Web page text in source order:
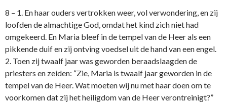
8 – 1. En haar ouders vertrokken weer, vol verwondering, en zij
loofden de almachtige God, omdat het kind zich niet had
omgekeerd. En Maria bleef in de tempel van de Heer als een
pikkende duif en zij o­ntving voedsel uit de hand van een engel.
2. Toen zij twaalf jaar was geworden beraadslaagden de
priesters en zeiden: “Zie, Maria is twaalf jaar geworden in de
tempel van de Heer. Wat moeten wij nu met haar doen om te
voorkomen dat zij het heiligdom van de Heer verontreinigt?”